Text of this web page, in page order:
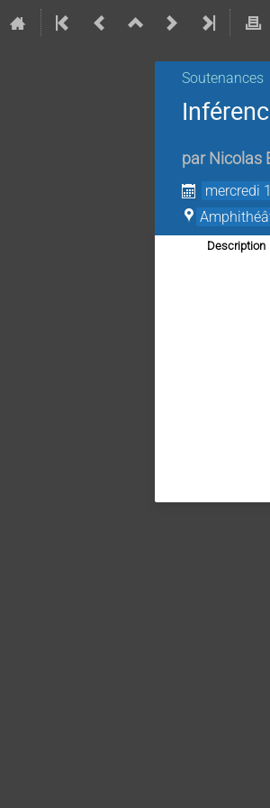
Soutenances
par Nicolas
mercredi
Description